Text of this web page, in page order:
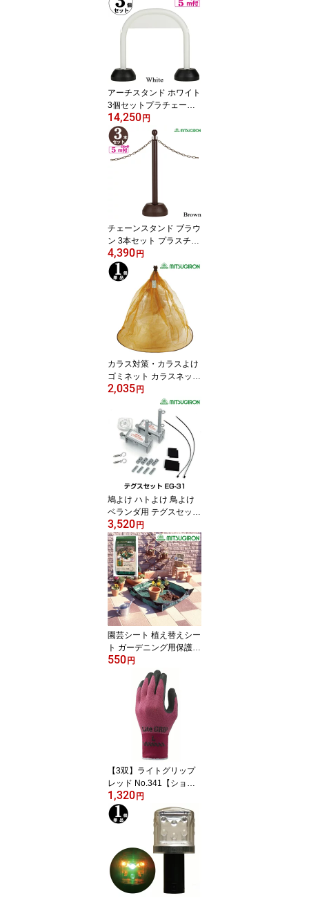
【駐車場 ポール 駐車禁
止 立入禁止 駐車場 フェ
ンス チェーンポール プ
アーチスタンド ホワイト
3個セットプラチェーン5
m付【駐車場 ポール おし
ゃれ チェーンスタンド
駐車禁止 立入禁止 駐車
場 フェンス チェーンポ
14,250 円
チェーンスタンド ブラウ
ン 3本セット プラスチッ
クチェーン5m付【駐車
場ポールチェーン 駐車場
ポール おしゃれ 駐車禁
止 立入禁止 駐車場 フェ
ンス チェーンポール プ
ラチェーン 車止め 駐車
場 仕切り 可動式 ガレー
ジ 車庫 店舗 工場 ガーデ
4,390 円
カラス対策・カラスよけ
ゴミネット カラスネット
カラス博士のゴミネット
2,035 円
鳩よけ ハトよけ 鳥よけ
ベランダ用 テグスセット
EG-31
3,520 円
園芸シート 植え替えシー
ト ガーデニング用保護シ
ート サニーシート M
550 円
【3双】ライトグリップ
レッド No.341【ショー
ワ 手袋】
1,320 円